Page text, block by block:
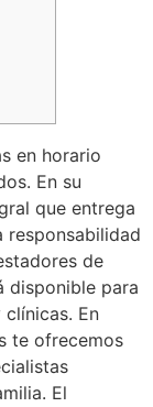
en horario
En su
que entrega
responsabilidad
de
disponible para
En
te ofrecemos
El